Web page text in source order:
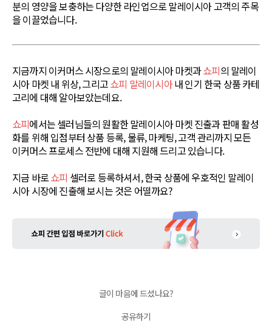
분의 영양을 보충하는 다양한 라인업으로 말레이시아 고객의 주목
을 이끌었습니다.
지금까지 이커머스 시장으로의 말레이시아 마켓과쇼피의 말레이
시아 마켓 내 위상, 그리고쇼피 말레이시아내 인기 한국 상품 카테
고리에 대해 알아보았는데요.
쇼피에서는 셀러님들의 원활한 말레이시아 마켓 진출과 판매 활성
화를 위해 입점부터 상품 등록, 물류, 마케팅, 고객 관리까지 모든
이커머스 프로세스 전반에 대해 지원해 드리고 있습니다.
지금 바로쇼피 셀러로 등록하셔서, 한국 상품에 우호적인 말레이
시아 시장에 진출해 보시는 것은 어떨까요?
글이 마음에 드셨나요?
공유하기